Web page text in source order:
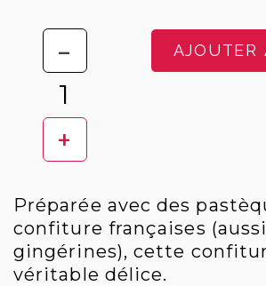
-
+
AJOUTER
Préparée avec des
confiture françaises
gingérines), cette
véritable délice.